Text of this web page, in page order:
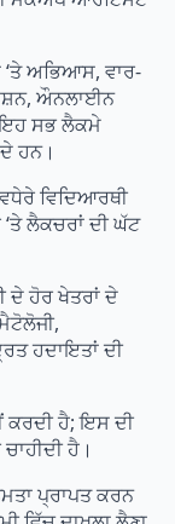
ਅਭਿਆਸ, ਵਾਰ-
ਔਨਲਾਈਨ
ਇਹ ਸਭ ਲੈਕਮੇ
ਹਨ।
ਵਿਦਿਆਰਥੀ
ਲੈਕਚਰਾਂ ਦੀ ਘੱਟ
ਦੇ ਹੋਰ ਖੇਤਰਾਂ ਦੇ
ਹਦਾਇਤਾਂ ਦੀ
ਕਰਦੀ ਹੈ; ਇਸ ਦੀ
ਹੈ।
ਪ੍ਰਾਪਤ ਕਰਨ